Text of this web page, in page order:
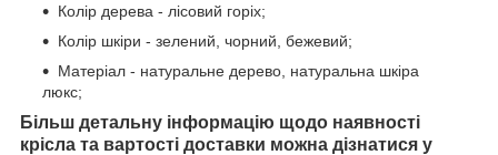
Колір дерева - лісовий горіх;
Колір шкіри - зелений, чорний, бежевий;
Матеріал - натуральне дерево, натуральна шкіра
люкс;
Більш детальну інформацію щодо наявності
крісла та вартості доставки можна дізнатися у